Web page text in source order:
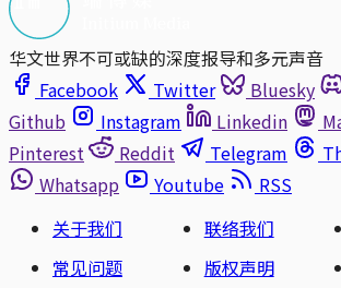
华文世界不可或缺的深度报导和多元声音
Facebook
Twitter Bluesky
Github
Instagram Linkedin
Pinterest
Reddit Telegram
Whatsapp
Youtube
RSS
关于我们
联络我们
常见问题
版权声明